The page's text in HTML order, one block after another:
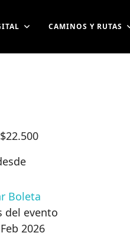
CAMINOS Y RUTAS
$22.500
Boleta
del evento
2026